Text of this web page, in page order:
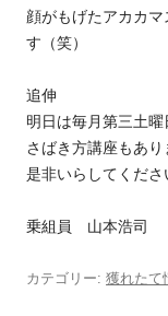
顔がもげたアカカ
す（笑）
追伸
明日は毎月第三土曜
さばき方講座もあり
是非いらしてくださ
乗組員 山本浩司
カテゴリー: 獲れたて